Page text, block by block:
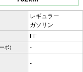
レギュラー
ガソリン
FF
ボ） -
-